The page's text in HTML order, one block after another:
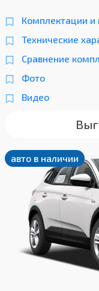
Комплектации и
Технические
Сравнение
Фото
Видео
авто в наличии